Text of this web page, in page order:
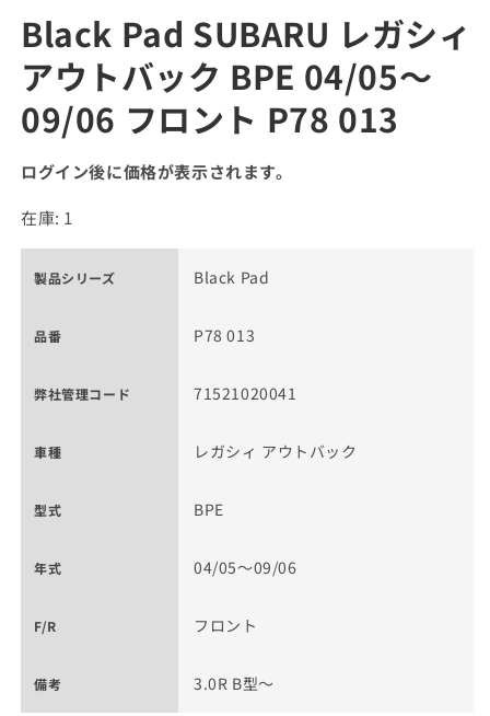
Black Pad SUBARU レガシィ
アウトバック BPE 04/05～
09/06 フロント P78 013
ログイン後に価格が表示されます。
在庫: 1
製品シリーズ Black Pad
品番 P78 013
弊社管理コード 71521020041
車種 レガシィ アウトバック
型式 BPE
年式 04/05～09/06
F/R フロント
備考 3.0R B型～